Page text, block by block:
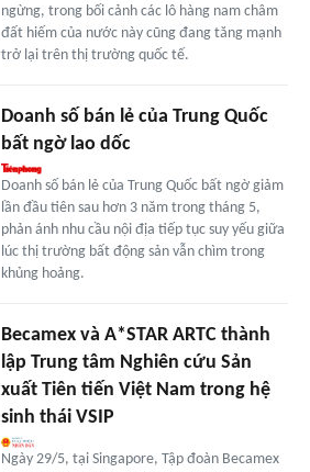
ngừng, trong bối cảnh các lô hàng nam châm
đất hiếm của nước này cũng đang tăng mạnh
trở lại trên thị trường quốc tế.
Doanh số bán lẻ của Trung Quốc
bất ngờ lao dốc
Doanh số bán lẻ của Trung Quốc bất ngờ giảm
lần đầu tiên sau hơn 3 năm trong tháng 5,
phản ánh nhu cầu nội địa tiếp tục suy yếu giữa
lúc thị trường bất động sản vẫn chìm trong
khủng hoảng.
Becamex và A*STAR ARTC thành
lập Trung tâm Nghiên cứu Sản
xuất Tiên tiến Việt Nam trong hệ
sinh thái VSIP
Ngày 29/5, tại Singapore, Tập đoàn Becamex